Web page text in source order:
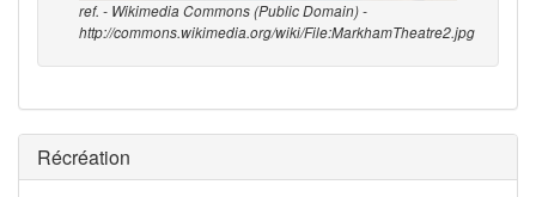
ref. - Wikimedia Commons (Public Domain) -
http://commons.wikimedia.org/wiki/File:MarkhamTheatre2.jpg
Récréation